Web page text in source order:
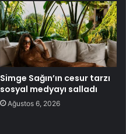
Simge Sağın’ın cesur tarzı
sosyal medyayı salladı
Ağustos 6, 2026